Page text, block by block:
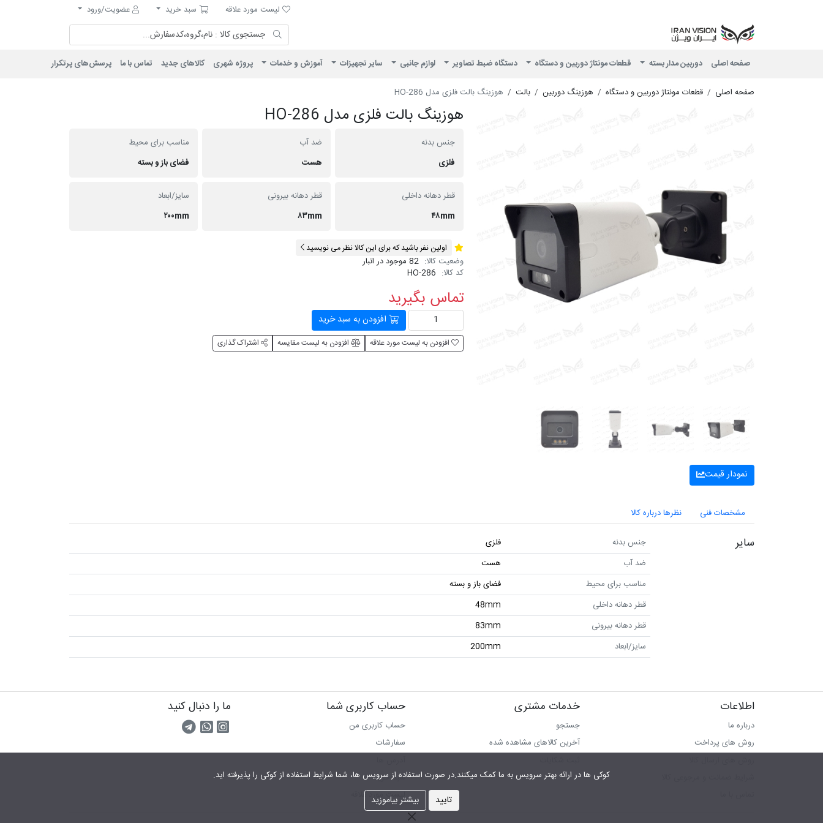
کوکی ها در ارائه بهتر سرویس‎ به ما کمک می‎کنند.در صورت استفاده از سرویس ها، شما شرایط استفاده از کوکی را پذیرفته اید.
تایید بیشتر بیاموزید
لیست مورد علاقه
لیست مورد علاقه سبد خرید
سبد خرید
عضویت/ورود
صفحه اصلی دوربین مدار بسته قطعات مونتاژ دوربین و دستگاه دستگاه ضبط تصاویر لوازم جانبی سایر تجهیزات آموزش و خدمات پروژه شهری کالاهای جدید تماس با ما پرسش‌های پرتکرار
صفحه اصلی قطعات مونتاژ دوربین و دستگاه هوزینگ دوربین بالت هوزینگ بالت فلزی مدل HO-286
نمودار قیمت
هوزینگ بالت فلزی مدل HO-286
جنس بدنه
فلزی
ضد آب
هست
مناسب برای محیط
فضای باز و بسته
قطر دهانه داخلی
۴۸mm
قطر دهانه بیرونی
۸۳mm
سایز/ابعاد
۲۰۰mm
اولین نفر باشید که برای این کالا نظر می نویسید
وضعیت کالا: 82 موجود در انبار
کد کالا: HO-286
تماس بگیرید
افزودن به سبد خرید
افزودن به لیست مورد علاقه افزودن به لیست مقایسه اشتراک گذاری
مشخصات فنی نظرها درباره کالا
سایر جنس بدنه
فلزی
ضد آب
هست
مناسب برای محیط
فضای باز و بسته
قطر دهانه داخلی
48mm
قطر دهانه بیرونی
83mm
سایز/ابعاد
200mm
اطلاعات
درباره ما
روش های پرداخت
خدمات مشتری
جستجو
آخرین کالاهای مشاهده شده
حساب کاربری شما
حساب کاربری من
سفارشات
سبد خرید
لیست مورد علاقه
ما را دنبال کنید
اینستاگرام
پیام رسان واتس اپ
کانال تلگرام